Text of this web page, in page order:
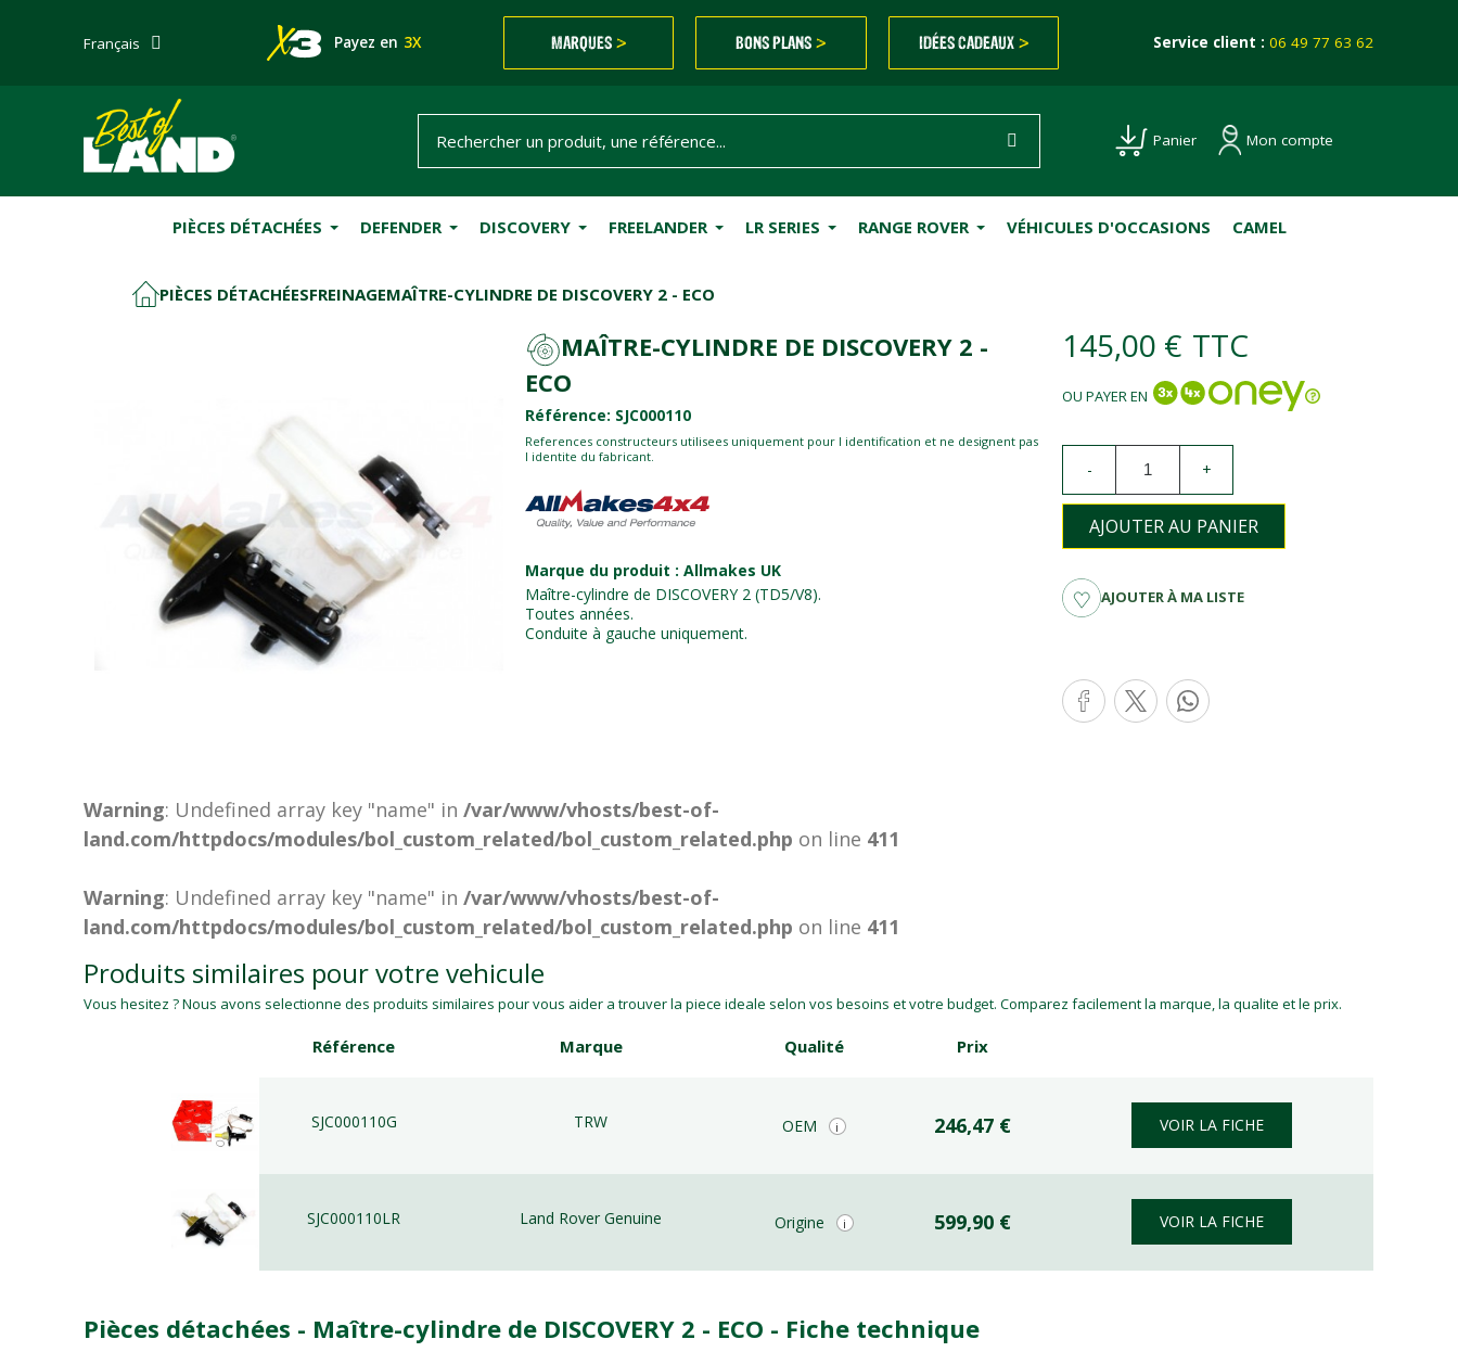
Français Payez en 3X MARQUES > BONS PLANS > IDÉES CADEAUX > Service client :06 49 77 63 62
Panier Mon compte
PIÈCES DÉTACHÉES DEFENDER DISCOVERY FREELANDER LR SERIES RANGE ROVER VÉHICULES D'OCCASIONS CAMEL
PIÈCES DÉTACHÉESFREINAGEMAÎTRE-CYLINDRE DE DISCOVERY 2 - ECO
MAÎTRE-CYLINDRE DE DISCOVERY 2 -
ECO
Référence: SJC000110
References constructeurs utilisees uniquement pour l identification et ne designent pas
l identite du fabricant.
Marque du produit : Allmakes UK
Maître-cylindre de DISCOVERY 2 (TD5/V8).
Toutes années.
Conduite à gauche uniquement.
145,00 € TTC
OU PAYER EN
- +
AJOUTER AU PANIER
AJOUTER À MA LISTE
Warning: Undefined array key "name" in/var/www/vhosts/best-of-
land.com/httpdocs/modules/bol_custom_related/bol_custom_related.php on line 411
Warning: Undefined array key "name" in/var/www/vhosts/best-of-
land.com/httpdocs/modules/bol_custom_related/bol_custom_related.php on line 411
Produits similaires pour votre vehicule
Vous hesitez ? Nous avons selectionne des produits similaires pour vous aider a trouver la piece ideale selon vos besoins et votre budget. Comparez facilement la marque, la qualite et le prix.
Référence Marque Qualité Prix
SJC000110G TRW OEM i 246,47 € VOIR LA FICHE
SJC000110LR Land Rover Genuine Origine i 599,90 € VOIR LA FICHE
Pièces détachées - Maître-cylindre de DISCOVERY 2 - ECO - Fiche technique